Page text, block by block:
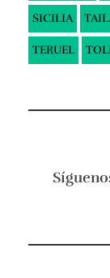
SICILIA
TERUEL